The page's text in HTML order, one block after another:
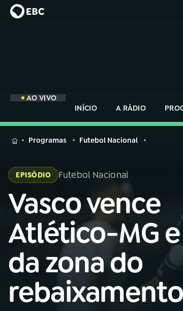
AO VIVO
INÍCIO
A RÁDIO
MENU
Buscar
na
Rádio
Nacional
AO VIVO
01 INÍCIO
02A RÁDIO
na
Rádio
Programas Futebol Nacional
EPISÓDIO Futebol Nacional
Vasco vence
Atlético-MG
da zona do
rebaixamento